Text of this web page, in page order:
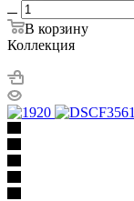
В корзину
Коллекция